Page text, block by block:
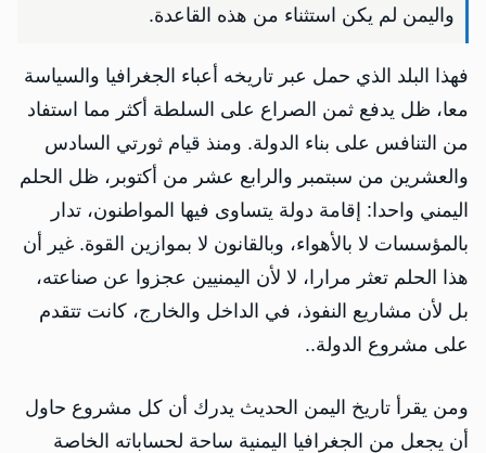
واليمن لم يكن استثناء من هذه القاعدة.
فهذا البلد الذي حمل عبر تاريخه أعباء الجغرافيا والسياسة
معا، ظل يدفع ثمن الصراع على السلطة أكثر مما استفاد
من التنافس على بناء الدولة. ومنذ قيام ثورتي السادس
والعشرين من سبتمبر والرابع عشر من أكتوبر، ظل الحلم
اليمني واحدا: إقامة دولة يتساوى فيها المواطنون، تدار
بالمؤسسات لا بالأهواء، وبالقانون لا بموازين القوة. غير أن
هذا الحلم تعثر مرارا، لا لأن اليمنيين عجزوا عن صناعته،
بل لأن مشاريع النفوذ، في الداخل والخارج، كانت تتقدم
على مشروع الدولة..
ومن يقرأ تاريخ اليمن الحديث يدرك أن كل مشروع حاول
أن يجعل من الجغرافيا اليمنية ساحة لحساباته الخاصة